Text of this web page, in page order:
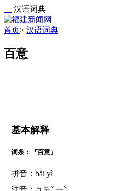
汉语词典
首页> 汉语词典
百意
基本解释
词条：『百意』
拼音：bǎi yì